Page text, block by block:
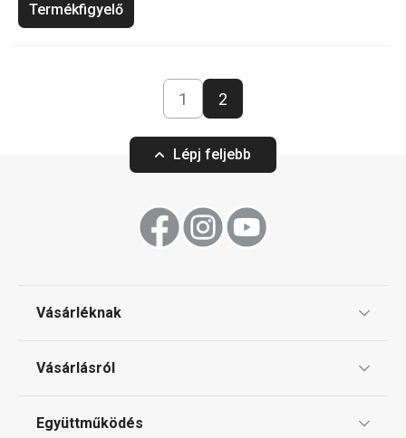
Termékfigyelő
1 2
Lépj feljebb
Vásárléknak
Gyakori kérdések
Vásárlásról
Együttműködés